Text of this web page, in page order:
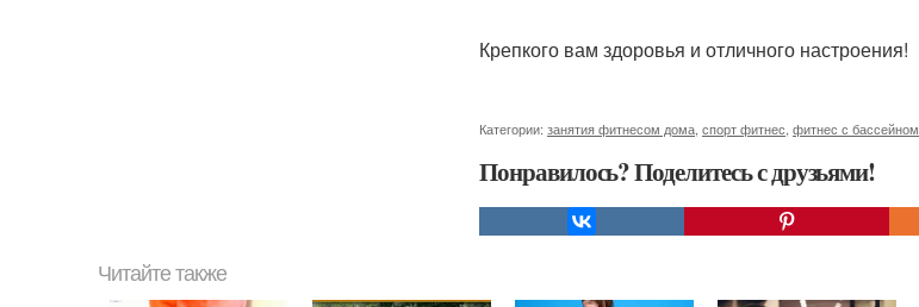
Крепкого вам здоровья и отличного настроения!
Категории: занятия фитнесом дома спорт фитнес фитнес с бассейном
Понравилось? Поделитесь с друзьями!
Читайте также